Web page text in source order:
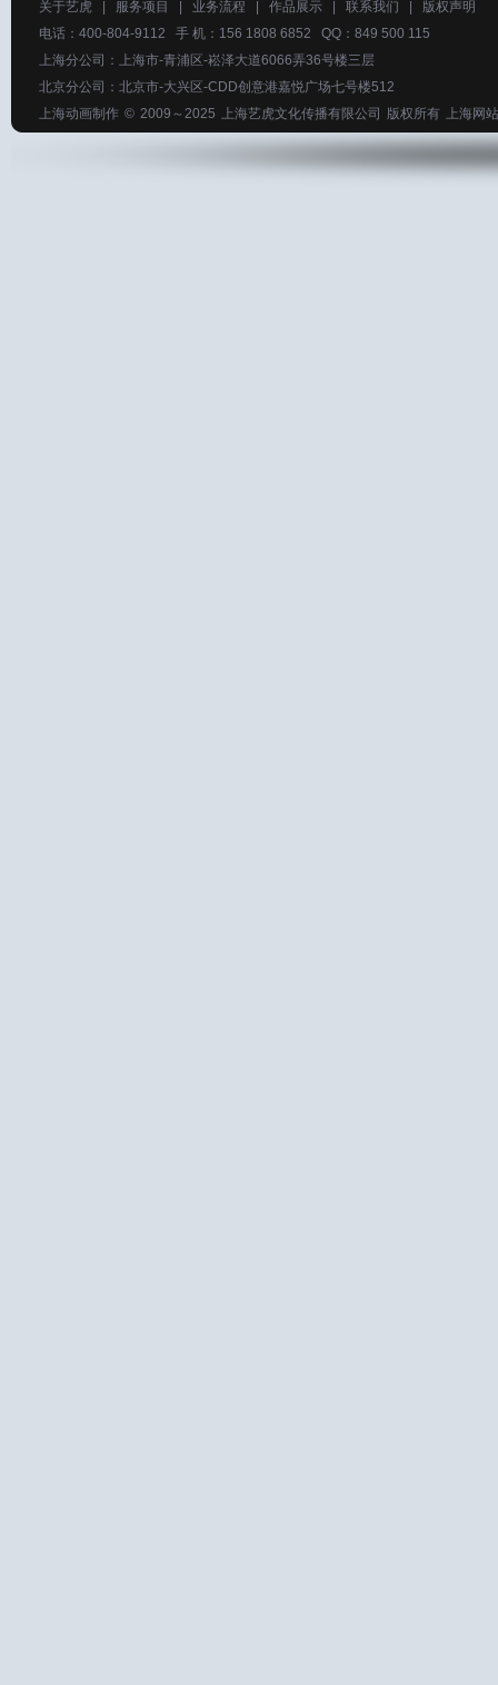
关于艺虎 服务项目 业务流程 作品展示 联系我们
版权声明
电话：400-804-9112 手 机：156 1808 6852 QQ：849 500 115
上海分公司：上海市-青浦区-崧泽大道6066弄36号楼三层
北京分公司：北京市-大兴区-CDD创意港嘉悦广场七号楼512
上海动画制作 © 2009～2025 上海艺虎文化传播有限公司 版权所有 上海网